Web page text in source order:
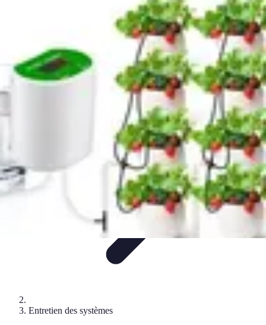
Innovations en irrigationInstallation et
Entretien et Maintenance
Système Irrigation
Entretien des systèmes